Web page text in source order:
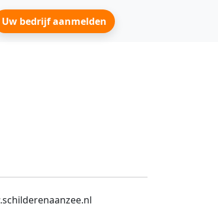
Uw bedrijf aanmelden